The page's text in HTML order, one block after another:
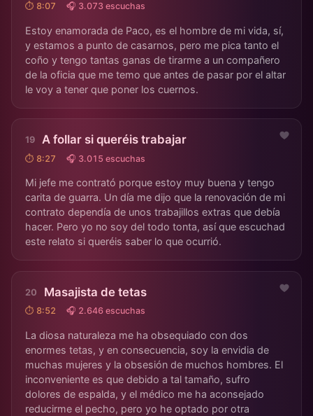
⏱ 8:07 🎧 3.073 escuchas
Estoy enamorada de Paco, es el hombre de mi vida, sí,
y estamos a punto de casarnos, pero me pica tanto el
coño y tengo tantas ganas de tirarme a un compañero
de la oficia que me temo que antes de pasar por el altar
le voy a tener que poner los cuernos.
A follar si queréis trabajar
⏱ 8:27 🎧 3.015 escuchas
Mi jefe me contrató porque estoy muy buena y tengo
carita de guarra. Un día me dijo que la renovación de mi
contrato dependía de unos trabajillos extras que debía
hacer. Pero yo no soy del todo tonta, así que escuchad
este relato si queréis saber lo que ocurrió.
Masajista de tetas
⏱ 8:52 🎧 2.646 escuchas
La diosa naturaleza me ha obsequiado con dos
enormes tetas, y en consecuencia, soy la envidia de
muchas mujeres y la obsesión de muchos hombres. El
inconveniente es que debido a tal tamaño, sufro
dolores de espalda, y el médico me ha aconsejado
reducirme el pecho, pero yo he optado por otra